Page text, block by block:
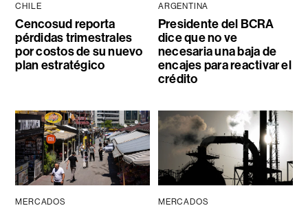
CHILE
Cencosud reporta
pérdidas trimestrales
por costos de su nuevo
plan estratégico
ARGENTINA
Presidente del BCRA
dice que no ve
necesaria una baja de
encajes para reactivar el
crédito
MERCADOS MERCADOS